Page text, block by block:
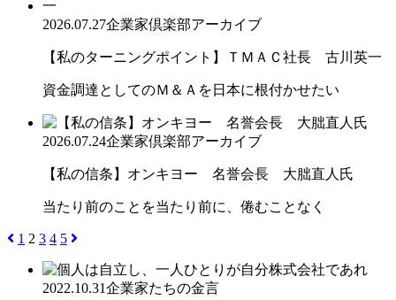
2026.07.27企業家倶楽部アーカイブ
【私のターニングポイント】ＴＭＡＣ社長 古川英一
資金調達としてのＭ＆Ａを日本に根付かせたい
2026.07.24企業家倶楽部アーカイブ
【私の信条】オンキヨー 名誉会長 大朏直人氏
当たり前のことを当たり前に、倦むことなく
1 2 3 4 5
2022.10.31企業家たちの金言